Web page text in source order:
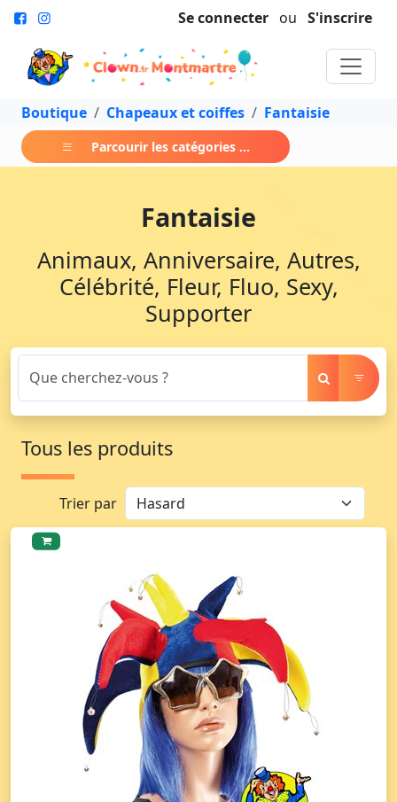
Se connecter ou S'inscrire
Boutique Chapeaux et coiffes Fantaisie
Parcourir les catégories ...
Fantaisie
Animaux, Anniversaire, Autres,
Célébrité, Fleur, Fluo, Sexy,
Supporter
Tous les produits
Trier par